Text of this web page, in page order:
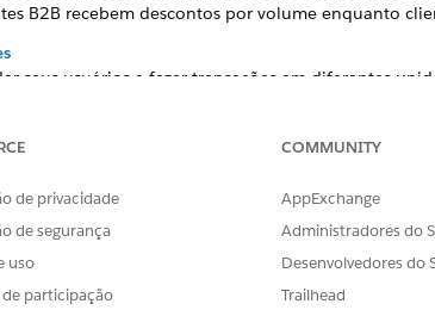
B2B recebem descontos por volume enquanto
seus usuários a fazer transações em diferentes
de desconto (DDS) em seus procedimentos de
de transação
para produtos ou serviços tributáveis usando seu
de privacidade
de segurança
uso
participação
COMMUNITY
AppExchange
Administradores do
Desenvolvedores do
Trailhead